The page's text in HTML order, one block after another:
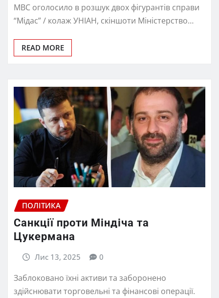
МВС оголосило в розшук двох фігурантів справи
“Мідас” / колаж УНІАН, скіншоти Міністерство…
READ MORE
ПОЛІТИКА
Санкції проти Міндіча та
Цукермана
Лис 13, 2025 0
Заблоковано їхні активи та заборонено
здійснювати торговельні та фінансові операції.